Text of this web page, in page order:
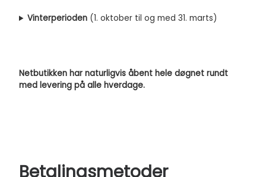
Vinterperioden (1. oktober til og med 31. marts)
Netbutikken har naturligvis åbent hele døgnet rundt
med levering på alle hverdage.
Betalingsmetoder